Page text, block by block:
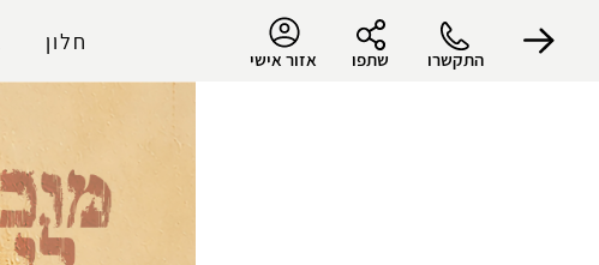
התקשרו שתפו אזור אישי
חלון